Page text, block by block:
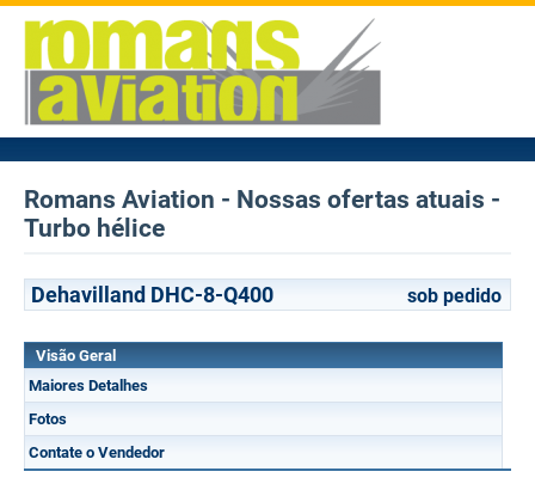
Romans Aviation - Nossas ofertas atuais -
Turbo hélice
Dehavilland DHC-8-Q400 sob pedido
Visão Geral
Maiores Detalhes
Fotos
Contate o Vendedor